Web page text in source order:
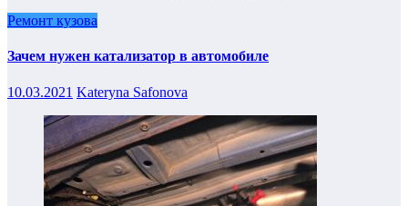
Ремонт кузова
Зачем нужен катализатор в автомобиле
10.03.2021 Kateryna Safonova